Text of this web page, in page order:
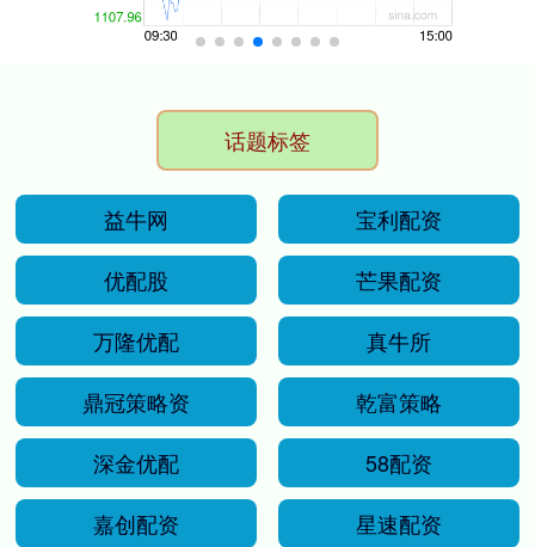
话题标签
益牛网
宝利配资
优配股
芒果配资
万隆优配
真牛所
鼎冠策略资
乾富策略
深金优配
58配资
嘉创配资
星速配资